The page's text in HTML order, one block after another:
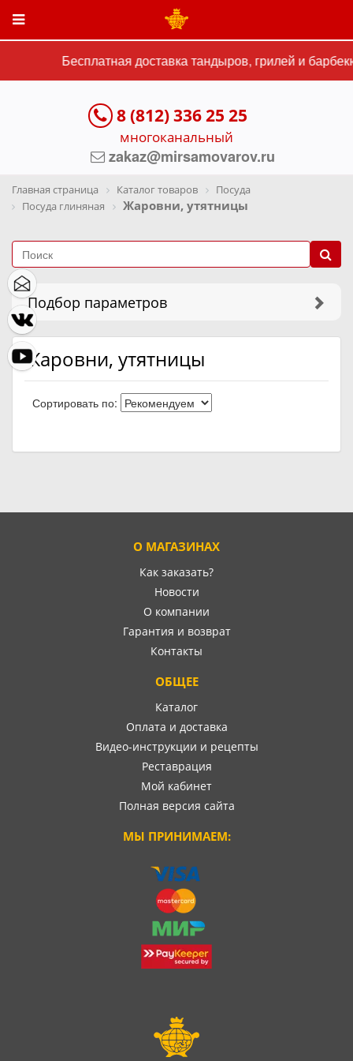
Бесплатная доставка тандыров, грилей и
8 (812) 336 25 25
многоканальный
zakaz@mirsamovarov.ru
Главная страница Каталог товаров
Посуда
Посуда глиняная
Жаровни, утятницы
Подбор параметров
Жаровни, утятницы
Сортировать по:
О МАГАЗИНАХ
Как заказать?
Новости
О компании
Гарантия и возврат
Контакты
ОБЩЕЕ
Каталог
Оплата и доставка
Видео-инструкции и рецепты
Реставрация
Мой кабинет
Полная версия сайта
МЫ ПРИНИМАЕМ: